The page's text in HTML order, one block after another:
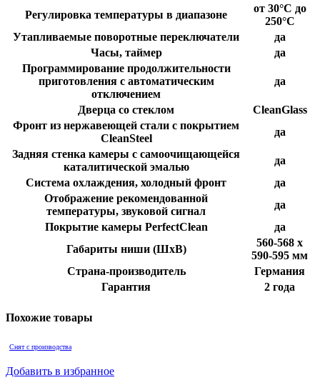
Регулировка температуры в диапазоне
от 30°С до
250°С
Утапливаемые поворотные переключатели
да
Часы, таймер
да
Программирование продолжительности
приготовления с автоматическим
отключением
да
Дверца со стеклом
CleanGlass
Фронт из нержавеющей стали с покрытием
CleanSteel
да
Задняя стенка камеры с самоочищающейся
каталитической эмалью
да
Система охлаждения, холодный фронт
да
Отображение рекомендованной
температуры, звуковой сигнал
да
Покрытие камеры PerfectClean
да
Габариты ниши (ШхВ)
560-568 х
590-595 мм
Страна-производитель
Германия
Гарантия
2 года
Похожие товары
Снят с производства
Добавить в избранное